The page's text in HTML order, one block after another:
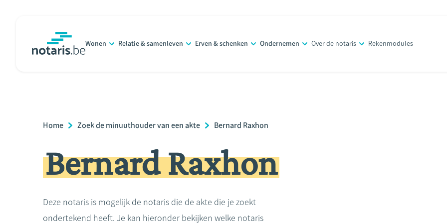
Wonen Relatie & samenleven Erven & schenken Ondernemen Over de notaris Rekenmodules
Breadcrumb
Home Zoek de minuuthouder van een akte Bernard Raxhon
Bernard Raxhon
Deze notaris is mogelijk de notaris die de akte die je zoekt
ondertekend heeft. Je kan hieronder bekijken welke notaris